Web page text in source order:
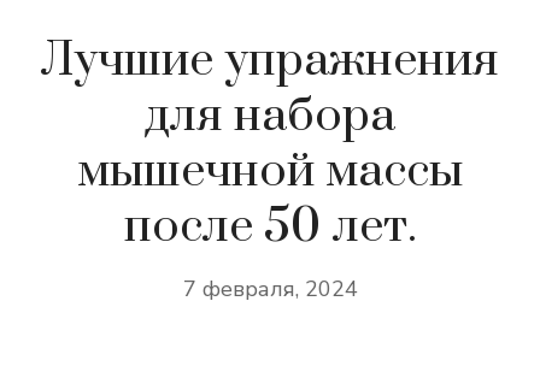
Лучшие упражнения
для набора
мышечной массы
после 50 лет.
7 февраля, 2024